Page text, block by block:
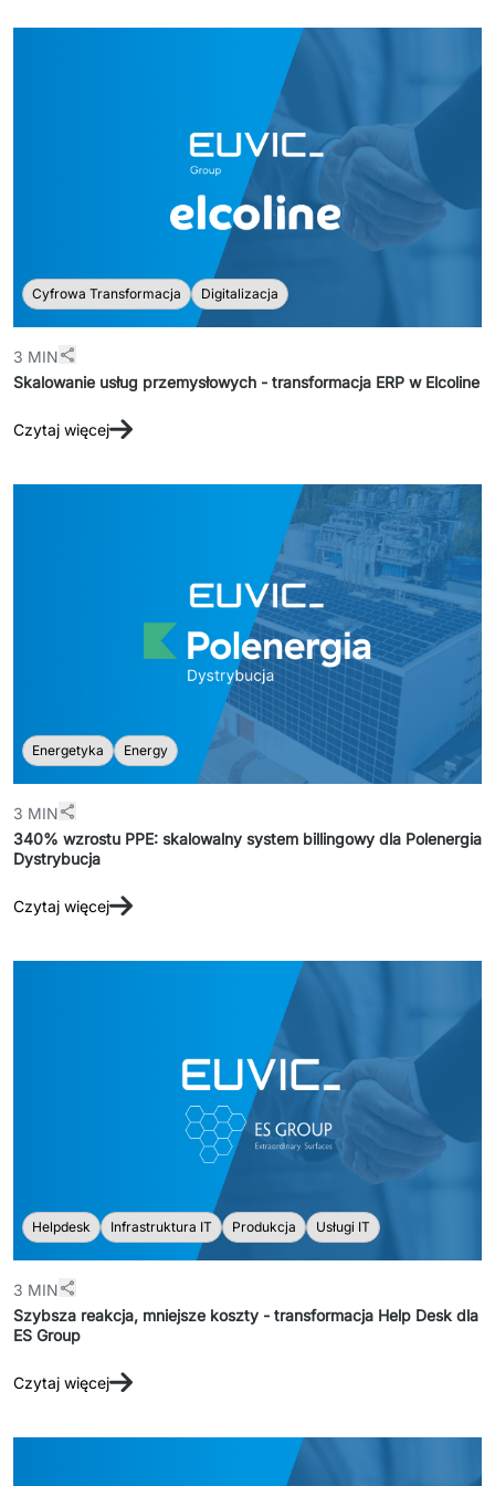
Produkty z obszaru Przemysł 4.0
IT Service Management - ITSM
Systemy wspomagania decyzji (DSS)
Systemy Zarządzania Treścią (CMS)
Platformy do współpracy
Cyfrowa Transformacja Digitalizacja
3 MIN
Skalowanie usług przemysłowych - transformacja ERP w Elcoline
Czytaj więcej
Energetyka Energy
3 MIN
340% wzrostu PPE: skalowalny system billingowy dla Polenergia
Dystrybucja
Czytaj więcej
Helpdesk Infrastruktura IT Produkcja Usługi IT
3 MIN
Szybsza reakcja, mniejsze koszty - transformacja Help Desk dla
ES Group
Czytaj więcej